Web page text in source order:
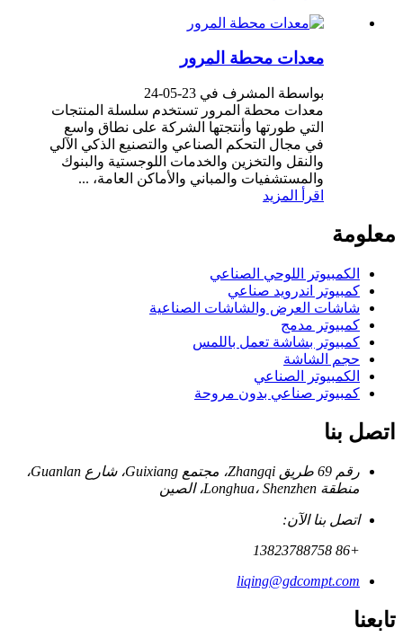
معدات محطة المرور
بواسطة المشرف في 23-05-24
معدات محطة المرور تستخدم سلسلة المنتجات
التي طورتها وأنتجتها الشركة على نطاق واسع
في مجال التحكم الصناعي والتصنيع الذكي الآلي
والنقل والتخزين والخدمات اللوجستية والبنوك
والمستشفيات والمباني والأماكن العامة، ...
اقرأ المزيد
معلومة
الكمبيوتر اللوحي الصناعي
كمبيوتر اندرويد صناعي
شاشات العرض والشاشات الصناعية
كمبيوتر مدمج
كمبيوتر بشاشة تعمل باللمس
حجم الشاشة
الكمبيوتر الصناعي
كمبيوتر صناعي بدون مروحة
اتصل بنا
رقم 69 طريق Zhangqi، مجتمع Guixiang، شارع Guanlan،
منطقة Longhua، Shenzhen، الصين
اتصل بنا الآن:
+86 13823788758
liqing@gdcompt.com
تابعنا